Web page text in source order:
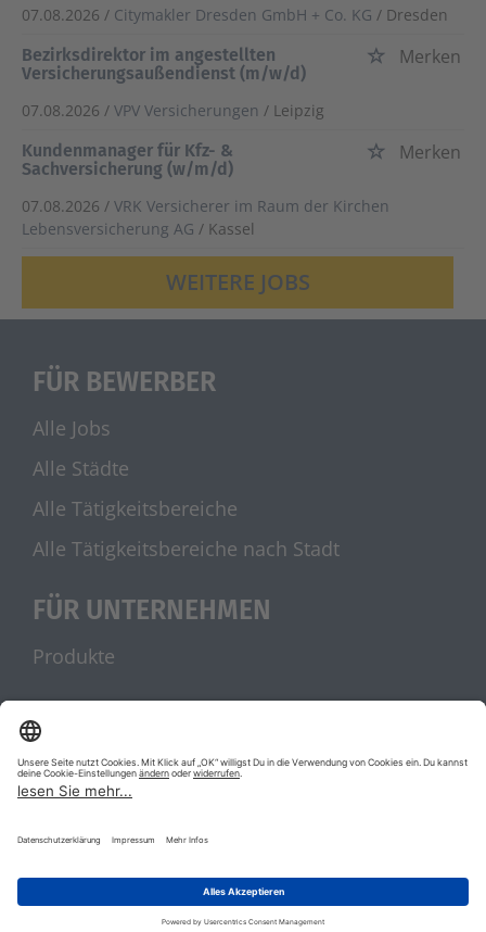
07.08.2026 / Citymakler Dresden GmbH + Co. KG / Dresden
Bezirksdirektor im angestellten
Versicherungsaußendienst (m/w/d)
Merken
07.08.2026 / VPV Versicherungen / Leipzig
Kundenmanager für Kfz- &
Sachversicherung (w/m/d)
Merken
07.08.2026 / VRK Versicherer im Raum der Kirchen
Lebensversicherung AG / Kassel
WEITERE JOBS
FÜR BEWERBER
Alle Jobs
Alle Städte
Alle Tätigkeitsbereiche
Alle Tätigkeitsbereiche nach Stadt
FÜR UNTERNEHMEN
Produkte
UNSERE PARTNER
stellenanzeigen.de
Jobblitz.de
AGB | Datenschutz | Impressum